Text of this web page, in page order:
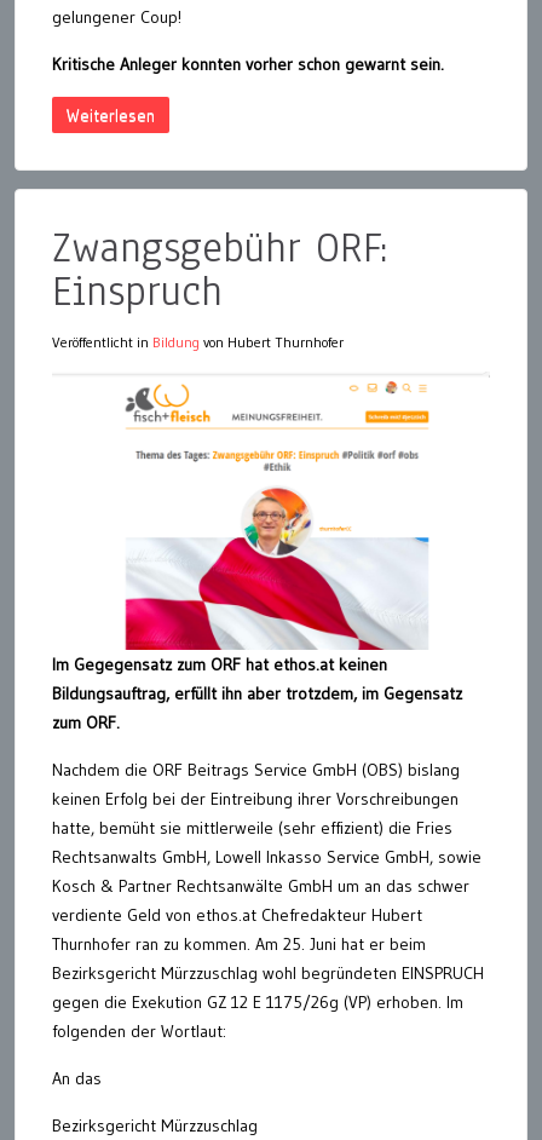
gelungener Coup!
Kritische Anleger konnten vorher schon gewarnt sein.
Weiterlesen
Zwangsgebühr ORF:
Einspruch
Veröffentlicht in Bildung von Hubert Thurnhofer
Im Gegegensatz zum ORF hat ethos.at keinen
Bildungsauftrag, erfüllt ihn aber trotzdem, im Gegensatz
zum ORF.
Nachdem die ORF Beitrags Service GmbH (OBS) bislang
keinen Erfolg bei der Eintreibung ihrer Vorschreibungen
hatte, bemüht sie mittlerweile (sehr effizient) die Fries
Rechtsanwalts GmbH, Lowell Inkasso Service GmbH, sowie
Kosch & Partner Rechtsanwälte GmbH um an das schwer
verdiente Geld von ethos.at Chefredakteur Hubert
Thurnhofer ran zu kommen. Am 25. Juni hat er beim
Bezirksgericht Mürzzuschlag wohl begründeten EINSPRUCH
gegen die Exekution GZ 12 E 1175/26g (VP) erhoben. Im
folgenden der Wortlaut:
An das
Bezirksgericht Mürzzuschlag